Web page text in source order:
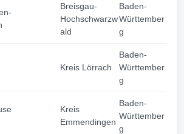
Breisgau-
Hochschwarzw
ald
Baden-
Württember
g
Kreis Lörrach
Baden-
Württember
g
Kreis
Emmendingen
Baden-
Württember
g